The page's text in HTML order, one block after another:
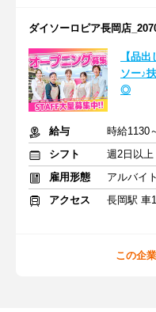
ダイソーロピア長岡店
【品
ソー♪
◎
給与
時給1130
シフト
週2日以
雇用形態
アルバイ
アクセス
長岡駅 車
この企